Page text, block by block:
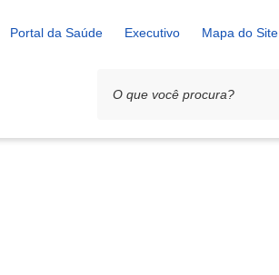
Portal da Saúde Executivo Mapa do Site